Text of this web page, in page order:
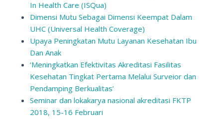
In Health Care (ISQua)
Dimensi Mutu Sebagai Dimensi Keempat Dalam
UHC (Universal Health Coverage)
Upaya Peningkatan Mutu Layanan Kesehatan Ibu
Dan Anak
‘Meningkatkan Efektivitas Akreditasi Fasilitas
Kesehatan Tingkat Pertama Melalui Surveior dan
Pendamping Berkualitas’
Seminar dan lokakarya nasional akreditasi FKTP
2018, 15-16 Februari